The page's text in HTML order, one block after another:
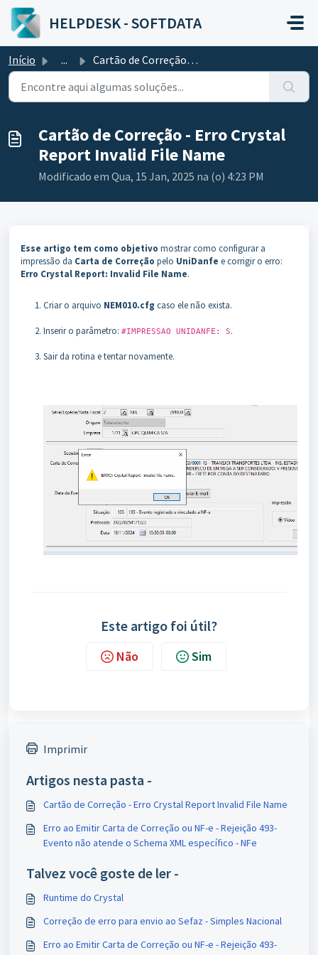
Ir para o conteúdo principal
HELPDESK - SOFTDATA
Início ... Cartão de Correção - Erro Crystal Report Invalid File Name
Cartão de Correção - Erro Crystal
Report Invalid File Name
Modificado em Qua, 15 Jan, 2025 na (o) 4:23 PM
Esse artigo tem como objetivo mostrar como configurar a
impressão da Carta de Correção pelo UniDanfe e corrigir o erro:
Erro Crystal Report: Invalid File Name.
Criar o arquivo NEM010.cfg caso ele não exista.
Inserir o parâmetro: #IMPRESSAO UNIDANFE: S.
Sair da rotina e tentar novamente.
Este artigo foi útil?
Não Sim
Imprimir
Artigos nesta pasta -
Cartão de Correção - Erro Crystal Report Invalid File Name
Erro ao Emitir Carta de Correção ou NF-e - Rejeição 493-
Evento não atende o Schema XML específico - NFe
Talvez você goste de ler -
Runtime do Crystal
Correção de erro para envio ao Sefaz - Simples Nacional
Erro ao Emitir Carta de Correção ou NF-e - Rejeição 493-